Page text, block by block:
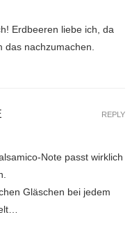
Erdbeeren liebe ich, da
das nachzumachen.
Note passt wirklich
Gläschen bei jedem
REPLY